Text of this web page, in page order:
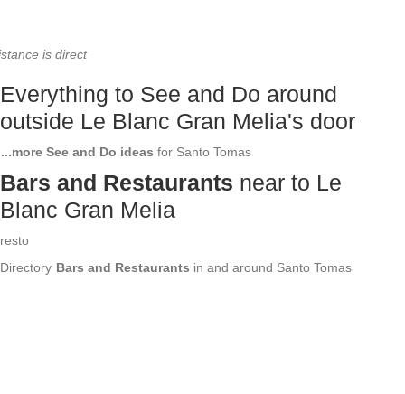
is direct
Everything to See and Do around
outside Le Blanc Gran Melia's door
...more See and Do ideas for Santo Tomas
Bars and Restaurants near to Le
Blanc Gran Melia
resto
Directory Bars and Restaurants in and around Santo Tomas